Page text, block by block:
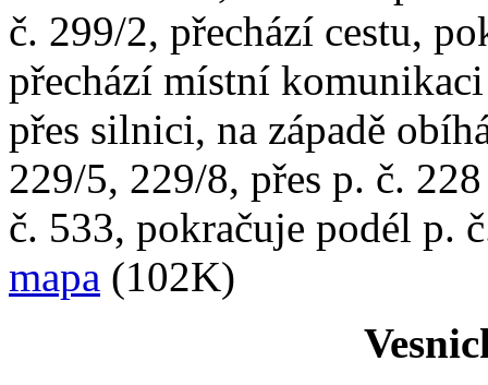
č. 299/2, přechází cestu,
přechází místní
přes silnici, na západě
229/5, 229/8, přes p. č.
č. 533, pokračuje podél p.
mapa (102K)